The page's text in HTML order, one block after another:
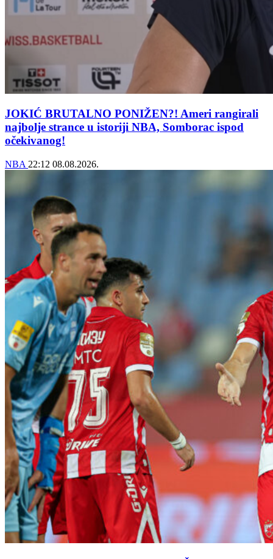
JOKIĆ BRUTALNO PONIŽEN?! Ameri rangirali
najbolje strance u istoriji NBA, Somborac ispod
očekivanog!
NBA 22:12 08.08.2026.